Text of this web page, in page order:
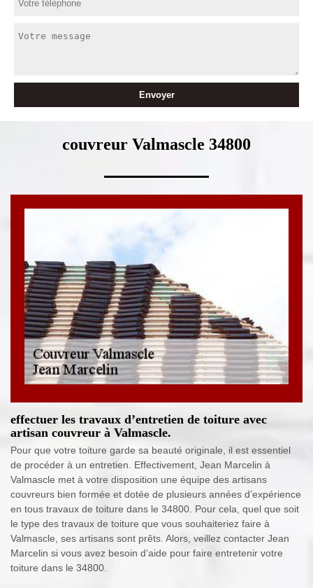
couvreur Valmascle 34800
effectuer les travaux d’entretien de toiture avec
artisan couvreur à Valmascle.
Pour que votre toiture garde sa beauté originale, il est essentiel
de procéder à un entretien. Effectivement, Jean Marcelin à
Valmascle met à votre disposition une équipe des artisans
couvreurs bien formée et dotée de plusieurs années d’expérience
en tous travaux de toiture dans le 34800. Pour cela, quel que soit
le type des travaux de toiture que vous souhaiteriez faire à
Valmascle, ses artisans sont prêts. Alors, veillez contacter Jean
Marcelin si vous avez besoin d’aide pour faire entretenir votre
toiture dans le 34800.